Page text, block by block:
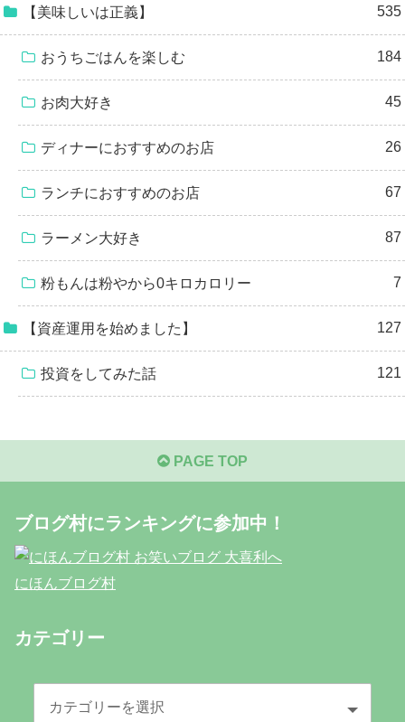
【美味しいは正義】 535
おうちごはんを楽しむ 184
お肉大好き 45
ディナーにおすすめのお店 26
ランチにおすすめのお店 67
ラーメン大好き 87
粉もんは粉やから0キロカロリー 7
【資産運用を始めました】 127
投資をしてみた話 121
PAGE TOP
ブログ村にランキングに参加中！
にほんブログ村
カテゴリー